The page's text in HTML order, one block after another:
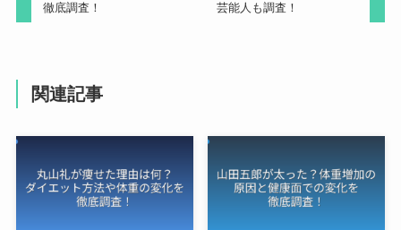
徹底調査！
芸能人も調査！
関連記事